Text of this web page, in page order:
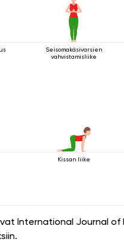
Seisomakäsivarsien
vahvistamisliike
Kissan liike
International Journal of